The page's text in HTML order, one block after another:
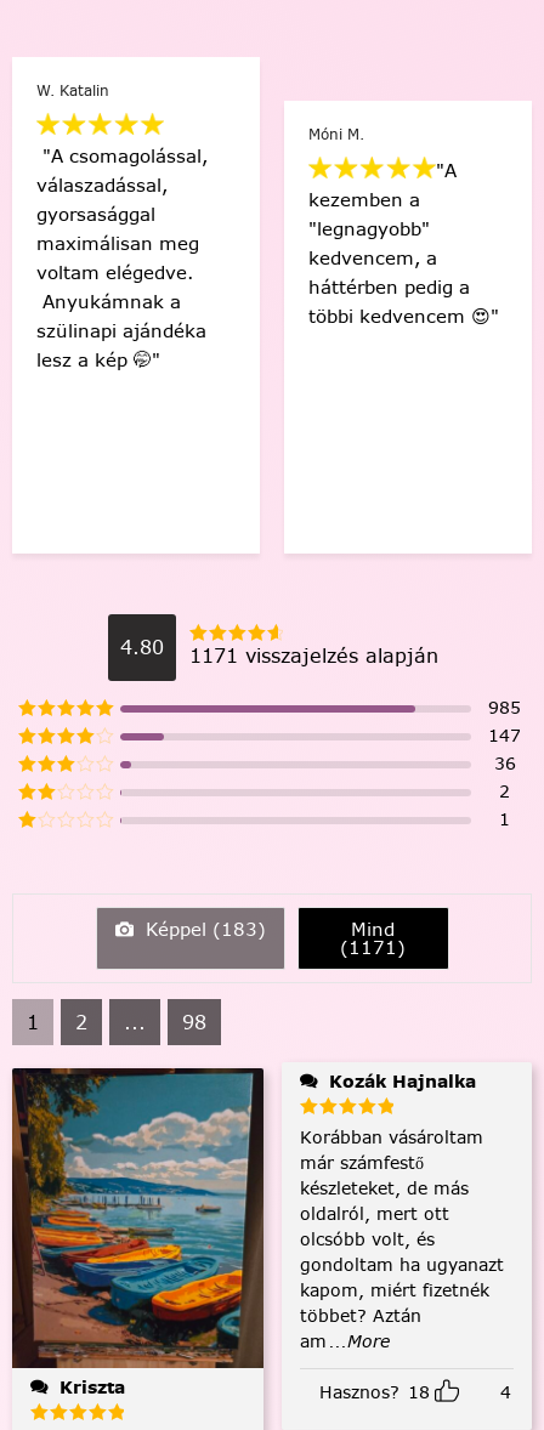
Katalin
csomagolással,
meg
elégedve.
a
ajándéka
a kép 🤭"
Móni M.
"A
kezemben a
"legnagyobb"
kedvencem, a
háttérben pedig a
többi kedvencem 😍"
4.80 1171 visszajelzés alapján
985
147
36
2
1
Képpel (183) Mind
(1171)
1 2 ... 98
Kriszta
Kozák Hajnalka
Korábban vásároltam
már számfestő
készleteket, de más
oldalról, mert ott
olcsóbb volt, és
gondoltam ha ugyanazt
kapom, miért fizetnék
többet? Aztán
am ...More
Hasznos? 18 4